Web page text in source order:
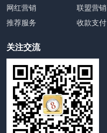
网红营销
联盟营销
推荐服务
收款支付
关注交流